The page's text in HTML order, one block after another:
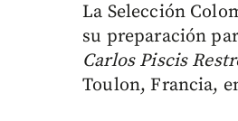
La Selección
su preparación
Carlos Piscis
Toulon, Francia,